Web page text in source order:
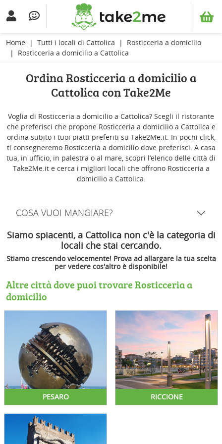
Home Tutti i locali di Cattolica
Rosticceria a domicilio
Rosticceria a domicilio a Cattolica
Ordina Rosticceria a domicilio a
Cattolica con Take2Me
Voglia di Rosticceria a domicilio a Cattolica? Scegli il ristorante
che preferisci che propone Rosticceria a domicilio a Cattolica e
ordina subito i tuoi piatti preferiti su Take2Me.it. In pochi click,
ti consegneremo Rosticceria a domicilio dove preferisci. A casa
tua, in ufficio, in palestra o al mare, scopri l’elenco delle città di
Take2Me.it e cerca i migliori locali che offrono Rosticceria a
domicilio a Cattolica.
COSA VUOI MANGIARE?
Siamo spiacenti, a Cattolica non c'è la categoria di
locali che stai cercando.
Stiamo crescendo velocemente! Prova ad allargare la tua scelta
per vedere cos'altro è disponibile!
Altre città dove puoi trovare Rosticceria a
domicilio
PESARO RICCIONE